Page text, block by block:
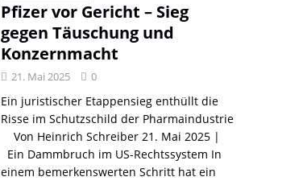
Pfizer vor Gericht – Sieg
gegen Täuschung und
Konzernmacht
21. Mai 2025 0
Ein juristischer Etappensieg enthüllt die
Risse im Schutzschild der Pharmaindustrie
Von Heinrich Schreiber 21. Mai 2025 |
Ein Dammbruch im US-Rechtssystem In
einem bemerkenswerten Schritt hat ein